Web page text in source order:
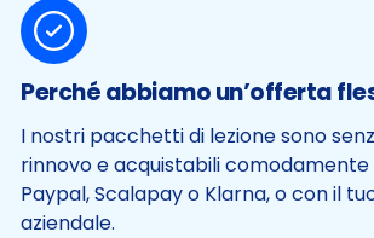
Perché abbiamo un’offerta
I nostri pacchetti di lezione sono
rinnovo e acquistabili
Paypal, Scalapay o Klarna, o con il
aziendale.